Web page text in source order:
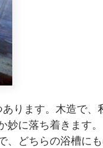
ります。木造で
妙に落ち着きます。
、どちらの浴槽に